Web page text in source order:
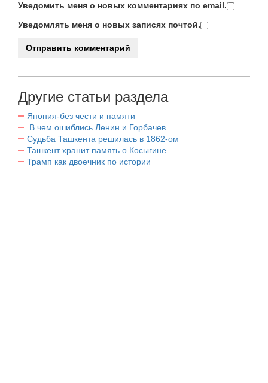
Уведомить меня о новых комментариях по email.
Уведомлять меня о новых записях почтой.
Другие статьи раздела
Япония-без чести и памяти
В чем ошиблись Ленин и Горбачев
Судьба Ташкента решилась в 1862-ом
Ташкент хранит память о Косыгине
Трамп как двоечник по истории